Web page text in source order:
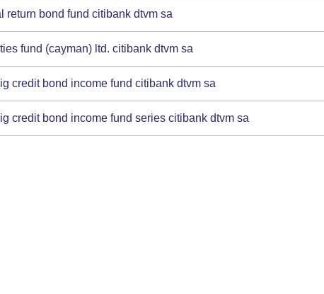
return bond fund citibank dtvm sa
fund (cayman) ltd. citibank dtvm sa
credit bond income fund citibank dtvm sa
credit bond income fund series citibank dtvm sa